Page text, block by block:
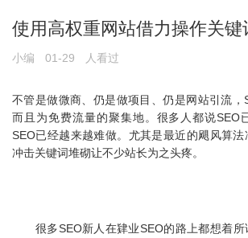
使用高权重网站借力操作关键
小编 01-29 人看过
不管是做微商、仍是做项目、仍是网站引流，
而且为免费流量的聚集地。很多人都说SEO
SEO已经越来越难做。尤其是最近的飓风算
冲击关键词堆砌让不少站长为之头疼。
很多SEO新人在肄业SEO的路上都想着所